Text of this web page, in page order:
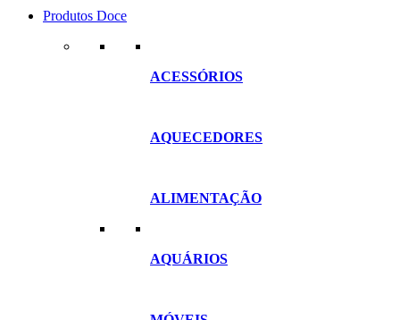
Produtos Doce
ACESSÓRIOS
AQUECEDORES
ALIMENTAÇÃO
AQUÁRIOS